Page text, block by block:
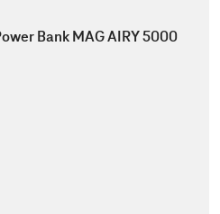
Bank MAG AIRY 5000